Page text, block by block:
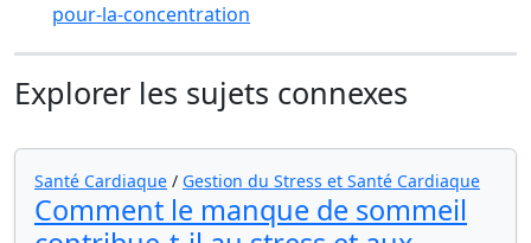
pour-la-concentration
Explorer les sujets connexes
Santé Cardiaque / Gestion du Stress et Santé Cardiaque
Comment le manque de sommeil